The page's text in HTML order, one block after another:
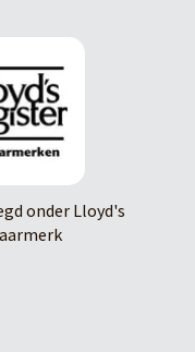
onder Lloyd's